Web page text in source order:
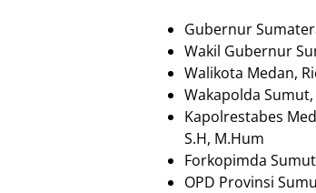
Gubernur
Wakil Gubernur
Walikota Medan,
Wakapolda Sumut,
Kapolrestabes
S.H, M.Hum
Forkopimda
OPD Provinsi